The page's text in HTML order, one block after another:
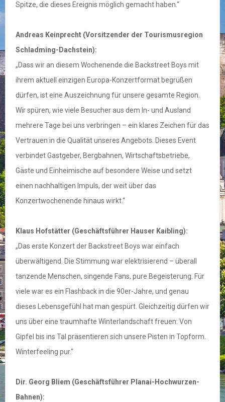
Spitze, die dieses Ereignis möglich gemacht haben.“
Andreas Keinprecht (Vorsitzender der Tourismusregion
Schladming-Dachstein):
„Dass wir an diesem Wochenende die Backstreet Boys mit
ihrem aktuell einzigen Europa-Konzertformat begrüßen
dürfen, ist eine Auszeichnung für unsere gesamte Region.
Wir spüren, wie viele Besucher aus dem In- und Ausland
mehrere Tage bei uns verbringen – ein klares Zeichen für das
Vertrauen in die Qualität unseres Angebots. Dieses Event
verbindet Gastgeber, Bergbahnen, Wirtschaftsbetriebe,
Gäste und Einheimische auf besondere Weise und setzt
einen nachhaltigen Impuls, der weit über das
Konzertwochenende hinaus wirkt.“
Klaus Hofstätter (Geschäftsführer Hauser Kaibling):
„Das erste Konzert der Backstreet Boys war einfach
überwältigend. Die Stimmung war elektrisierend – überall
tanzende Menschen, singende Fans, pure Begeisterung. Für
viele war es ein Flashback in die 90er-Jahre, und genau
dieses Lebensgefühl hat man gespürt. Gleichzeitig dürfen wir
uns über eine traumhafte Winterlandschaft freuen: Von
Gipfel bis ins Tal präsentieren sich unsere Pisten in Topform.
Winterfeeling pur.“
Dir. Georg Bliem (Geschäftsführer Planai-Hochwurzen-
Bahnen):